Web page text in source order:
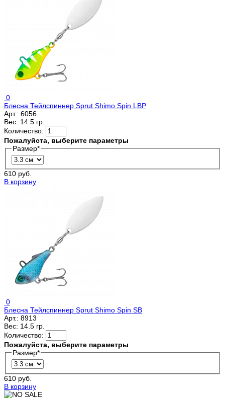
0
Блесна Тейлспиннер Sprut Shimo Spin LBP
Арт.: 6056
Вес: 14.5 гр.
Количество:
Пожалуйста, выберите параметры
Размер*
610 руб.
В корзину
0
Блесна Тейлспиннер Sprut Shimo Spin SB
Арт.: 8913
Вес: 14.5 гр.
Количество:
Пожалуйста, выберите параметры
Размер*
610 руб.
В корзину